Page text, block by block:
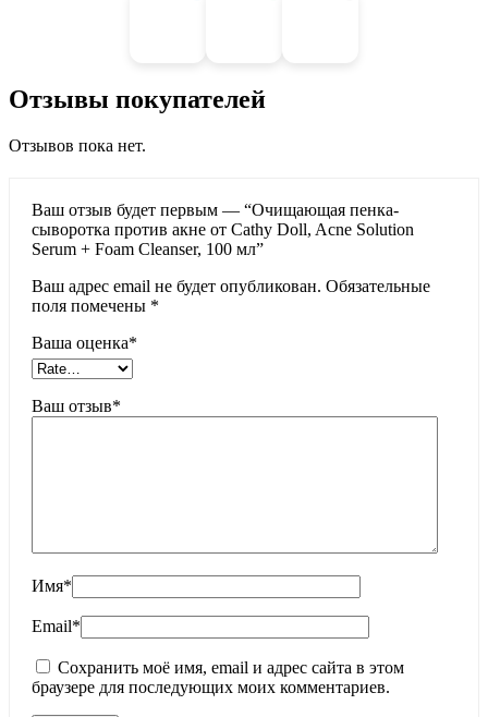
Отзывы покупателей
Отзывов пока нет.
Ваш отзыв будет первым — “Очищающая пенка-
сыворотка против акне от Cathy Doll, Acne Solution
Serum + Foam Cleanser, 100 мл”
Ваш адрес email не будет опубликован. Обязательные
поля помечены *
Ваша оценка*
Ваш отзыв*
Имя*
Email*
Сохранить моё имя, email и адрес сайта в этом
браузере для последующих моих комментариев.